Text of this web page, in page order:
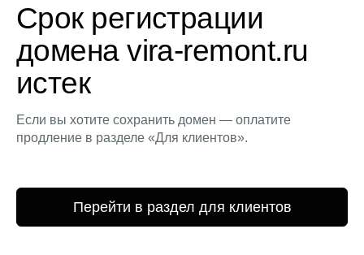
Срок регистрации
домена vira-remont.ru
истек
Если вы хотите сохранить домен — оплатите
продление в разделе «Для клиентов».
Перейти в раздел для клиентов